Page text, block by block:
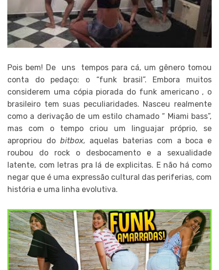
Pois bem! De uns tempos para cá, um gênero tomou
conta do pedaço: o “funk brasil”. Embora muitos
considerem uma cópia piorada do funk americano , o
brasileiro tem suas peculiaridades. Nasceu realmente
como a derivação de um estilo chamado “ Miami bass”,
mas com o tempo criou um linguajar próprio, se
apropriou do bitbox, aquelas baterias com a boca e
roubou do rock o desbocamento e a sexualidade
latente, com letras pra lá de explicitas. E não há como
negar que é uma expressão cultural das periferias, com
história e uma linha evolutiva.